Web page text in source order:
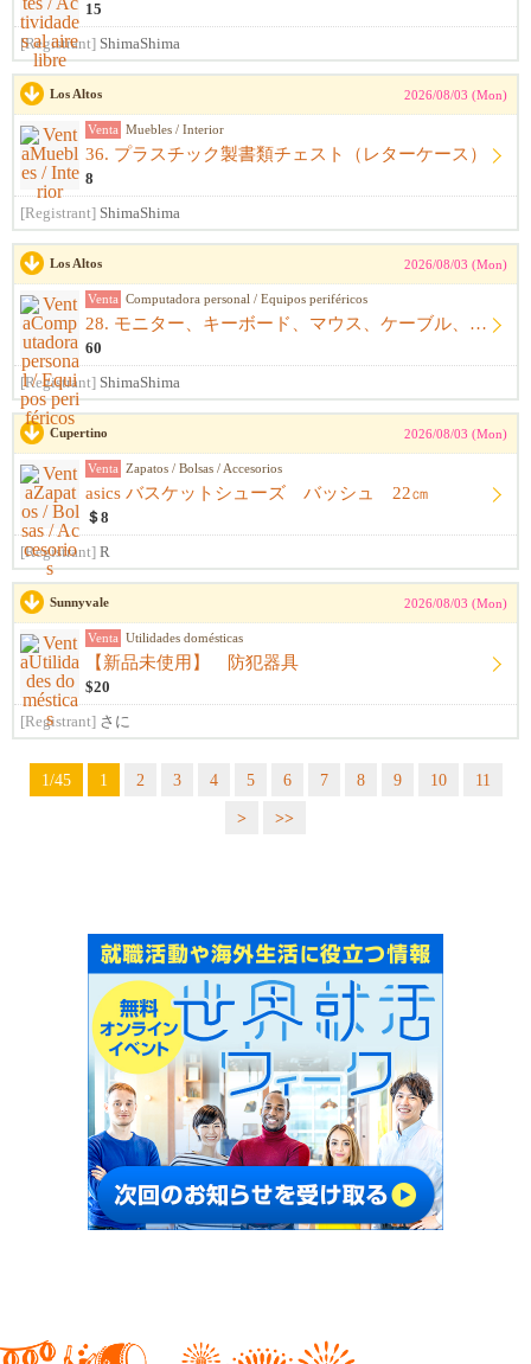
15
[Registrant] ShimaShima
Los Altos 2026/08/03 (Mon)
Venta Muebles / Interior
36. プラスチック製書類チェスト（レターケース）
8
[Registrant] ShimaShima
Los Altos 2026/08/03 (Mon)
Venta Computadora personal / Equipos periféricos
28. モニター、キーボード、マウス、ケーブル、アームレスト一式
60
[Registrant] ShimaShima
Cupertino 2026/08/03 (Mon)
Venta Zapatos / Bolsas / Accesorios
asics バスケットシューズ バッシュ 22㎝
＄8
[Registrant] R
Sunnyvale 2026/08/03 (Mon)
Venta Utilidades domésticas
【新品未使用】 防犯器具
$20
[Registrant] さに
1/45 1 2 3 4 5 6 7 8 9 10
11
>
>>